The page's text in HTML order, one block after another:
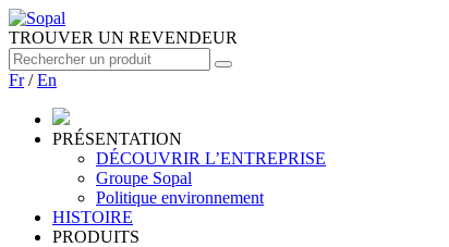
TROUVER UN REVENDEUR
Fr/En
PRÉSENTATION
DÉCOUVRIR L’ENTREPRISE
Groupe Sopal
Politique environnement
HISTOIRE
PRODUITS